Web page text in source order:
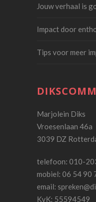
Jouw verhaal is
Impact door
Tips voor meer
Marjolein Diks
Vroesenlaan 46a
3039 DZ
telefoon: 010-
mobiel: 06 54 90
email:
KvK: 55594549